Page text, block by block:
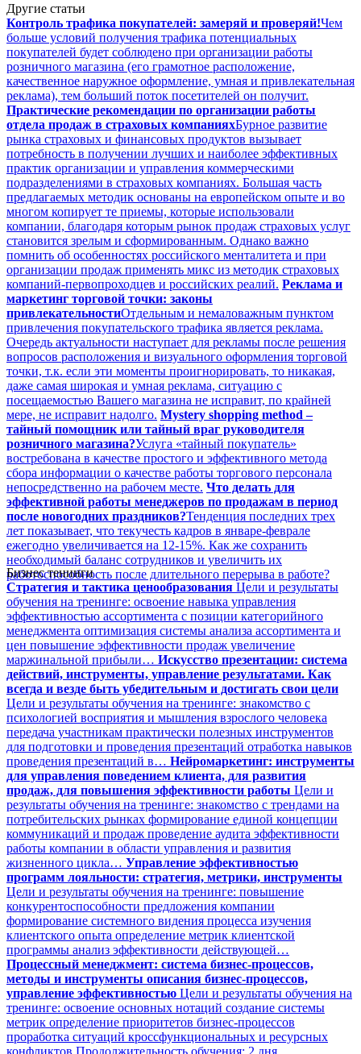
Другие статьи
Контроль трафика покупателей: замеряй и проверяй!Чем
больше условий получения трафика потенциальных
покупателей будет соблюдено при организации работы
розничного магазина (его грамотное расположение,
качественное наружное оформление, умная и привлекательная
реклама), тем больший поток посетителей он получит.
Практические рекомендации по организации работы
отдела продаж в страховых компанияхБурное развитие
рынка страховых и финансовых продуктов вызывает
потребность в получении лучших и наиболее эффективных
практик организации и управления коммерческими
подразделениями в страховых компаниях. Большая часть
предлагаемых методик основаны на европейском опыте и во
многом копирует те приемы, которые использовали
компании, благодаря которым рынок продаж страховых услуг
становится зрелым и сформированным. Однако важно
помнить об особенностях российского менталитета и при
организации продаж применять микс из методик страховых
компаний-первопроходцев и российских реалий. Реклама и
маркетинг торговой точки: законы
привлекательностиОтдельным и немаловажным пунктом
привлечения покупательского трафика является реклама.
Очередь актуальности наступает для рекламы после решения
вопросов расположения и визуального оформления торговой
точки, т.к. если эти моменты проигнорировать, то никакая,
даже самая широкая и умная реклама, ситуацию с
посещаемостью Вашего магазина не исправит, по крайней
мере, не исправит надолго. Mystery shopping method –
тайный помощник или тайный враг руководителя
розничного магазина?Услуга «тайный покупатель»
востребована в качестве простого и эффективного метода
сбора информации о качестве работы торгового персонала
непосредственно на рабочем месте. Что делать для
эффективной работы менеджеров по продажам в период
после новогодних праздников?Тенденция последних трех
лет показывает, что текучесть кадров в январе-феврале
ежегодно увеличивается на 12-15%. Как же сохранить
необходимый баланс сотрудников и увеличить их
работоспособность после длительного перерыва в работе?
Бизнес тенинги
Стратегия и тактика ценообразования Цели и результаты
обучения на тренинге: освоение навыка управления
эффективностью ассортимента с позиции категорийного
менеджмента оптимизация системы анализа ассортимента и
цен повышение эффективности продаж увеличение
маржинальной прибыли… Искусство презентации: система
действий, инструменты, управление результатами. Как
всегда и везде быть убедительным и достигать свои цели
Цели и результаты обучения на тренинге: знакомство с
психологией восприятия и мышления взрослого человека
передача участникам практически полезных инструментов
для подготовки и проведения презентаций отработка навыков
проведения презентаций в… Нейромаркетинг: инструменты
для управления поведением клиента, для развития
продаж, для повышения эффективности работы Цели и
результаты обучения на тренинге: знакомство с трендами на
потребительских рынках формирование единой концепции
коммуникаций и продаж проведение аудита эффективности
работы компании в области управления и развития
жизненного цикла… Управление эффективностью
программ лояльности: стратегия, метрики, инструменты
Цели и результаты обучения на тренинге: повышение
конкурентоспособности предложения компании
формирование системного видения процесса изучения
клиентского опыта определение метрик клиентской
программы анализ эффективности действующей…
Процессный менеджмент: система бизнес-процессов,
методы и инструменты описания бизнес-процессов,
управление эффективностью Цели и результаты обучения на
тренинге: освоение основных нотаций создание системы
метрик определение приоритетов бизнес-процессов
проработка ситуаций кроссфункциональных и ресурсных
конфликтов Продолжительность обучения: 2 дня,…